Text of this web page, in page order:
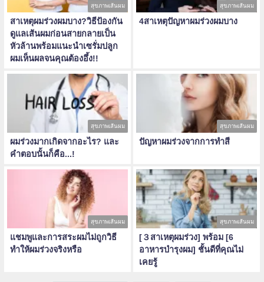
สุขภาพเส้นผม
สาเหตุผมร่วงผมบาง?วิธีป้องกัน
ดูแลเส้นผมก่อนสายกลายเป็น
หัวล้านพร้อมแนะนำเซรั่มปลูก
ผมเห็นผลจนคุณต้องอึ้ง!!
สุขภาพเส้นผม
4สาเหตุปัญหาผมร่วงผมบาง
สุขภาพเส้นผม
ผมร่วงมากเกิดจากอะไร? และ
คำตอบนั้นก็คือ...!
สุขภาพเส้นผม
ปัญหาผมร่วงจากการทำสี
สุขภาพเส้นผม
แชมพูและการสระผมไม่ถูกวิธี
ทำให้ผมร่วงจริงหรือ
สุขภาพเส้นผม
[３สาเหตุผมร่วง] พร้อม [6
อาหารบำรุงผม] ชั้นดีที่คุณไม่
เคยรู้